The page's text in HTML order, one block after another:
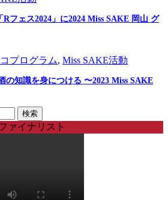
フェス2024」に2024 Miss SAKE 岡山 グ
プログラム, Miss SAKE活動
の知識を身につける 〜2023 Miss SAKE
ァイナリスト